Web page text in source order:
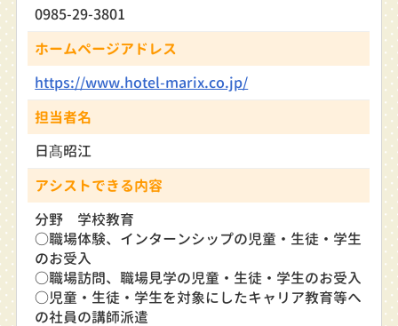
0985-29-3801
ホームページアドレス
https://www.hotel-marix.co.jp/
担当者名
日髙昭江
アシストできる内容
分野 学校教育
○職場体験、インターンシップの児童・生徒・学生
のお受入
○職場訪問、職場見学の児童・生徒・学生のお受入
○児童・生徒・学生を対象にしたキャリア教育等へ
の社員の講師派遣